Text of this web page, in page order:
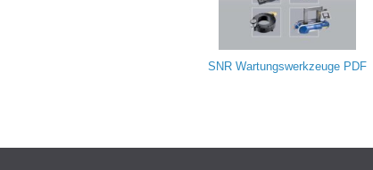
SNR Wartungswerkzeuge PDF